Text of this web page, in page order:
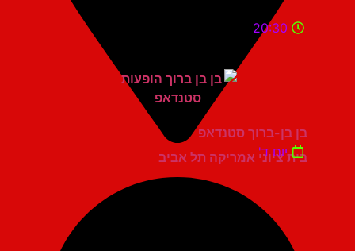
בית ציוני אמריקה תל אביב
20:30
בן בן-ברוך סטנדאפ
יום ד'